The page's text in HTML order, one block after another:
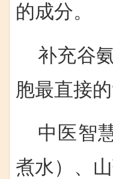
的成分。
补充谷
胞最直接的
中医智
煮水）、